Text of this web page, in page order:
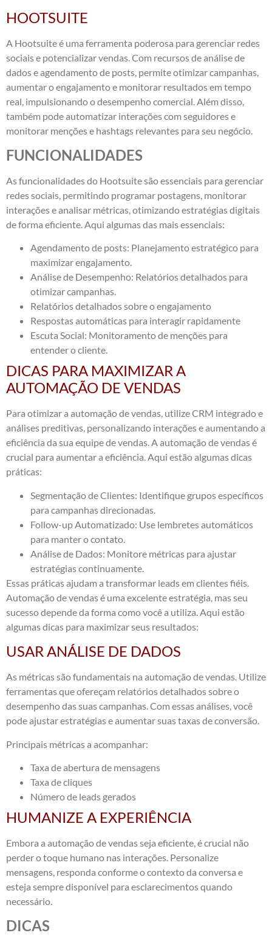
HOOTSUITE
A Hootsuite é uma ferramenta poderosa para gerenciar redes
sociais e potencializar vendas. Com recursos de análise de
dados e agendamento de posts, permite otimizar campanhas,
aumentar o engajamento e monitorar resultados em tempo
real, impulsionando o desempenho comercial. Além disso,
também pode automatizar interações com seguidores e
monitorar menções e hashtags relevantes para seu negócio.
FUNCIONALIDADES
As funcionalidades do Hootsuite são essenciais para gerenciar
redes sociais, permitindo programar postagens, monitorar
interações e analisar métricas, otimizando estratégias digitais
de forma eficiente. Aqui algumas das mais essenciais:
Agendamento de posts: Planejamento estratégico para
maximizar engajamento.
Análise de Desempenho: Relatórios detalhados para
otimizar campanhas.
Relatórios detalhados sobre o engajamento
Respostas automáticas para interagir rapidamente
Escuta Social: Monitoramento de menções para
entender o cliente.
DICAS PARA MAXIMIZAR A
AUTOMAÇÃO DE VENDAS
Para otimizar a automação de vendas, utilize CRM integrado e
análises preditivas, personalizando interações e aumentando a
eficiência da sua equipe de vendas. A automação de vendas é
crucial para aumentar a eficiência. Aqui estão algumas dicas
práticas:
Segmentação de Clientes: Identifique grupos específicos
para campanhas direcionadas.
Follow-up Automatizado: Use lembretes automáticos
para manter o contato.
Análise de Dados: Monitore métricas para ajustar
estratégias continuamente.
Essas práticas ajudam a transformar leads em clientes fiéis.
Automação de vendas é uma excelente estratégia, mas seu
sucesso depende da forma como você a utiliza. Aqui estão
algumas dicas para maximizar seus resultados:
USAR ANÁLISE DE DADOS
As métricas são fundamentais na automação de vendas. Utilize
ferramentas que ofereçam relatórios detalhados sobre o
desempenho das suas campanhas. Com essas análises, você
pode ajustar estratégias e aumentar suas taxas de conversão.
Principais métricas a acompanhar:
Taxa de abertura de mensagens
Taxa de cliques
Número de leads gerados
HUMANIZE A EXPERIÊNCIA
Embora a automação de vendas seja eficiente, é crucial não
perder o toque humano nas interações. Personalize
mensagens, responda conforme o contexto da conversa e
esteja sempre disponível para esclarecimentos quando
necessário.
DICAS